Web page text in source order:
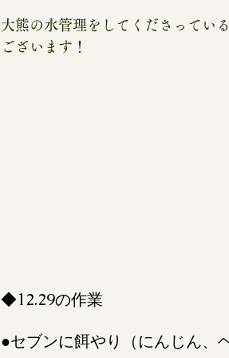
大熊の水管理をしてくださってい
ございます！
◆12.29の作業
●セブンに餌やり（にんじん、